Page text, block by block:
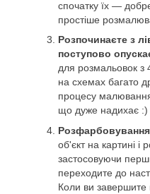
спочатку їх —
простіше
Розпочинаєте з
поступово
для розмальовок з
на схемах багато
процесу
що дуже надихає :)
об'єкт на картині і
застосовуючи
переходите до
Коли ви